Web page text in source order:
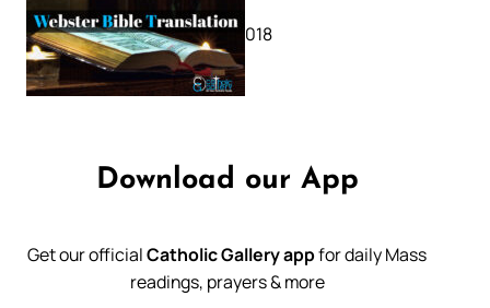
October 11, 2018
Download our App
Get our officialCatholic Gallery appfor daily Mass
readings, prayers & more